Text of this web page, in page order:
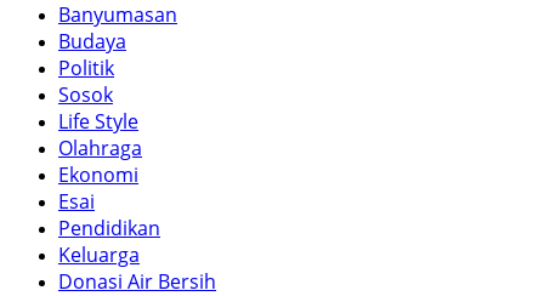
Banyumasan
Budaya
Politik
Sosok
Life Style
Olahraga
Ekonomi
Esai
Pendidikan
Keluarga
Donasi Air Bersih